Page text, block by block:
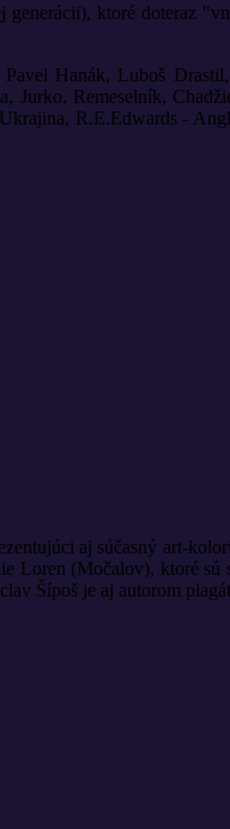
ktoré doteraz
Hanák, Luboš
Remeselník,
R.E.Edwards -
aj súčasný art-
(Močalov), ktoré sú
Šípoš je aj autorom